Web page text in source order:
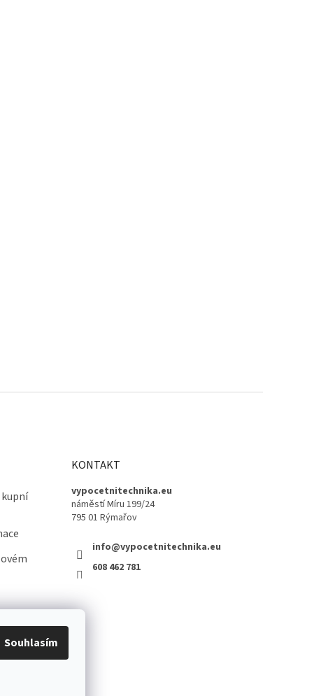
Souhlasím
KONTAKT
vypocetnitechnika.eu
náměstí Míru 199/24
795 01 Rýmařov
info@vypocetnitechnika.eu
608 462 781